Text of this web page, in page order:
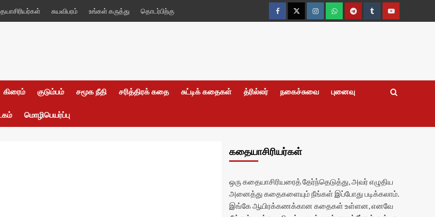
சுயவிபரம் உங்கள் கருத்து தொடர்பிற்கு
FacebookTwitterInstagramWhatsappTelegramTumblrYouTube
கிரைம் குடும்பம் சமூக நீதி சரித்திரக் கதை சுட்டிக் கதைகள் த்ரில்லர் நகைச்சுவை புனைவு
மொழிபெயர்ப்பு
கதையாசிரியர்கள்
ஒரு கதையாசிரியரைத் தேர்ந்தெடுத்து, அவர் எழுதிய
அனைத்து கதைகளையும் நீங்கள் இப்போது படிக்கலாம்.
இங்கே ஆயிரக்கணக்கான கதைகள் உள்ளன, எனவே